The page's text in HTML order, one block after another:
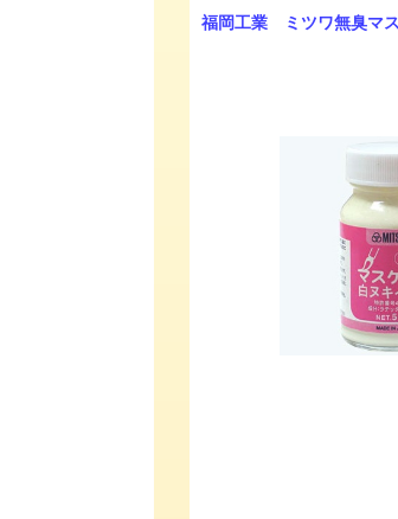
福岡工業 ミツワ無臭マ